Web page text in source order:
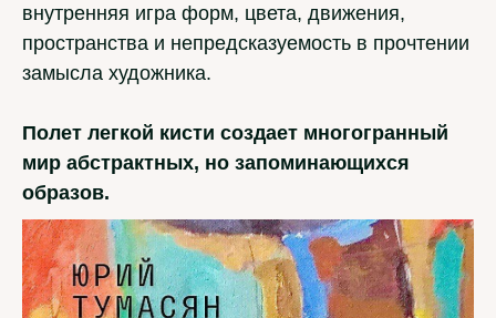
внутренняя игра форм, цвета, движения,
пространства и непредсказуемость в прочтении
замысла художника.
Полет легкой кисти создает многогранный
мир абстрактных, но запоминающихся
образов.